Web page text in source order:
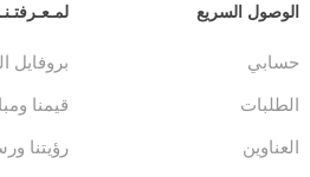
الوصول السريع
حسابي
الطلبات
العناوين
بروفايل
قيمنا
رؤيتنا